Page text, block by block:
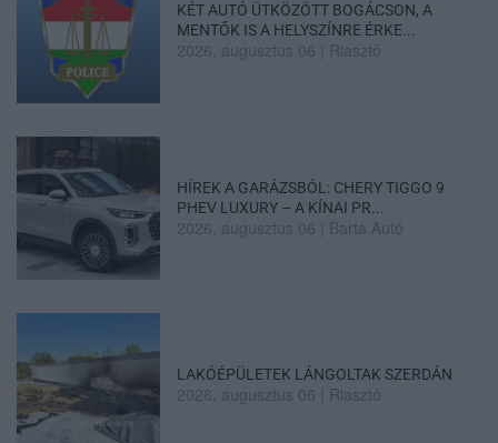
KÉT AUTÓ ÜTKÖZÖTT BOGÁCSON, A
MENTŐK IS A HELYSZÍNRE ÉRKE...
2026. augusztus 06 Riasztó
HÍREK A GARÁZSBÓL: CHERY TIGGO 9
PHEV LUXURY – A KÍNAI PR...
2026. augusztus 06 Barta Autó
LAKÓÉPÜLETEK LÁNGOLTAK SZERDÁN
2026. augusztus 06 Riasztó